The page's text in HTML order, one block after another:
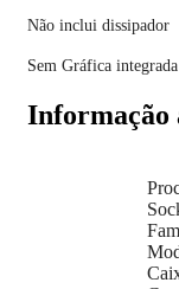
Não inclui dissipador
Sem Gráfica integrada
Informação